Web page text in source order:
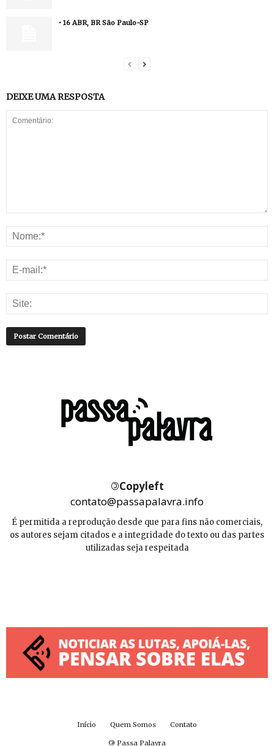
• 16 ABR, BR São Paulo-SP
DEIXE UMA RESPOSTA
©Copyleft
contato@passapalavra.info
É permitida a reprodução desde que para fins não comerciais,
os autores sejam citados e a integridade do texto ou das partes
utilizadas seja respeitada
Início Quem Somos Contato
© Passa Palavra